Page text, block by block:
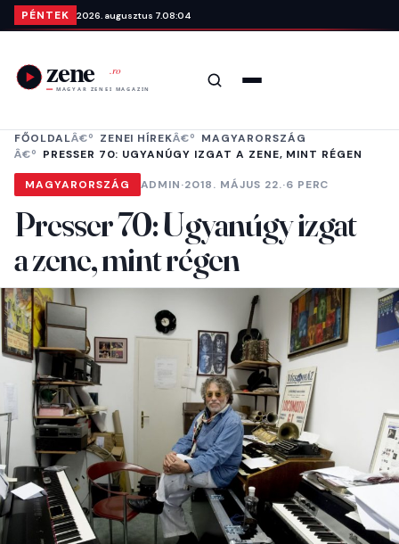
Ugrás a tartalomra
PÉNTEK 2026. augusztus 7.08:04
Keresés
FŐOLDAL ZENEI HÍREK
MAGYARORSZÁG
PRESSER 70: UGYANÚGY IZGAT A ZENE, MINT RÉGEN
MAGYARORSZÁG ADMIN·2018. MÁJUS 22.·6 PERC
Presser 70: Ugyanúgy izgat
a zene, mint régen